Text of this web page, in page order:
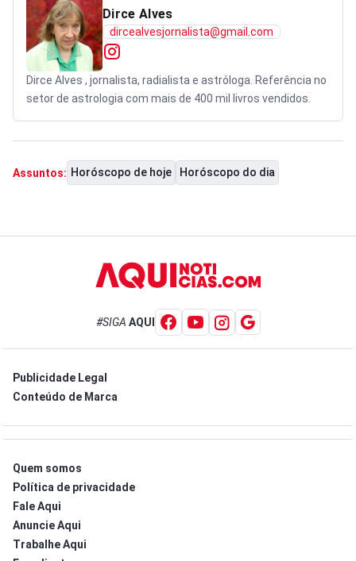
Dirce Alves
dircealvesjornalista@gmail.com
Dirce Alves , jornalista, radialista e astróloga. Referência no
setor de astrologia com mais de 400 mil livros vendidos.
Assuntos: Horóscopo de hoje Horóscopo do dia
#SIGA AQUI
Publicidade Legal
Conteúdo de Marca
Quem somos
Política de privacidade
Fale Aqui
Anuncie Aqui
Trabalhe Aqui